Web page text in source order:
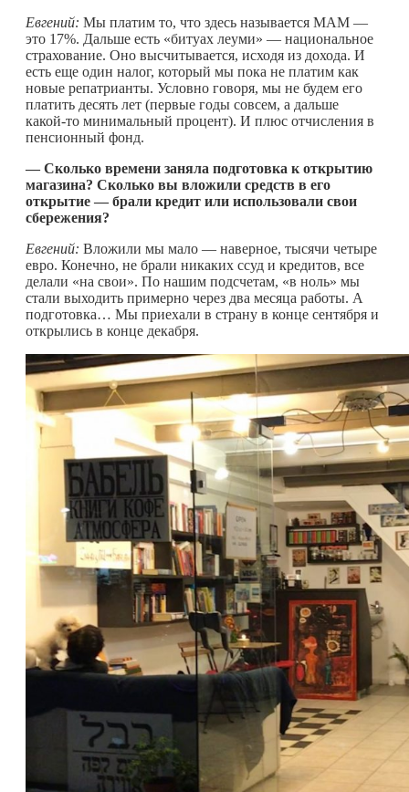
Евгений: Мы платим то, что здесь называется МАМ —
это 17%. Дальше есть «битуах леуми» — национальное
страхование. Оно высчитывается, исходя из дохода. И
есть еще один налог, который мы пока не платим как
новые репатрианты. Условно говоря, мы не будем его
платить десять лет (первые годы совсем, а дальше
какой-то минимальный процент). И плюс отчисления в
пенсионный фонд.
— Сколько времени заняла подготовка к открытию
магазина? Сколько вы вложили средств в его
открытие — брали кредит или использовали свои
сбережения?
Евгений: Вложили мы мало — наверное, тысячи четыре
евро. Конечно, не брали никаких ссуд и кредитов, все
делали «на свои». По нашим подсчетам, «в ноль» мы
стали выходить примерно через два месяца работы. А
подготовка… Мы приехали в страну в конце сентября и
открылись в конце декабря.